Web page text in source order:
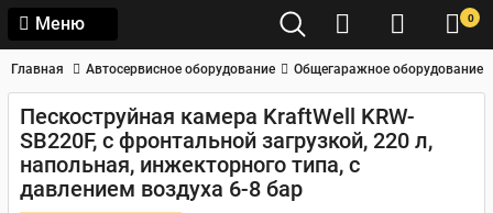
Меню 0
Главная Автосервисное оборудование Общегаражное оборудование
Пескоструйная камера KraftWell KRW-
SB220F, с фронтальной загрузкой, 220 л,
напольная, инжекторного типа, с
давлением воздуха 6-8 бар